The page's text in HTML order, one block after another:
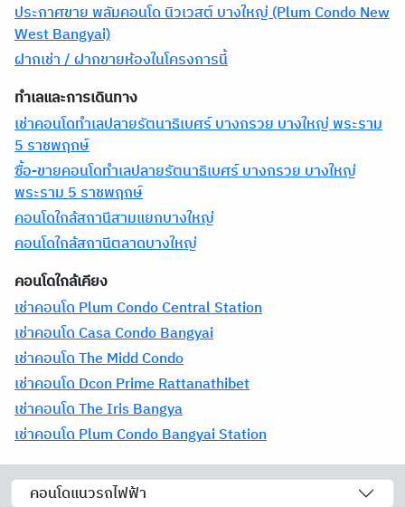
ประกาศขาย พลัมคอนโด นิวเวสต์ บางใหญ่ (Plum Condo New
West Bangyai)
ฝากเช่า / ฝากขายห้องในโครงการนี้
ทำเลและการเดินทาง
เช่าคอนโดทำเลปลายรัตนาธิเบศร์ บางกรวย บางใหญ่ พระราม
5 ราชพฤกษ์
ซื้อ-ขายคอนโดทำเลปลายรัตนาธิเบศร์ บางกรวย บางใหญ่
พระราม 5 ราชพฤกษ์
คอนโดใกล้สถานีสามแยกบางใหญ่
คอนโดใกล้สถานีตลาดบางใหญ่
คอนโดใกล้เคียง
เช่าคอนโด Plum Condo Central Station
เช่าคอนโด Casa Condo Bangyai
เช่าคอนโด The Midd Condo
เช่าคอนโด Dcon Prime Rattanathibet
เช่าคอนโด The Iris Bangya
เช่าคอนโด Plum Condo Bangyai Station
คอนโดแนวรถไฟฟ้า